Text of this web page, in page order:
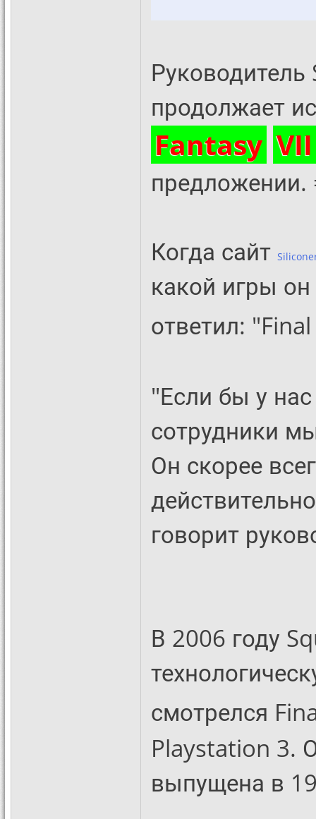
продолжает
Fantasy VII
предложении.
Когда сайт
какой игры
ответил:
"Если бы у
сотрудники
Он скорее
говорит
В 2006 году
смотрелся
Playstation 3.
выпущена в